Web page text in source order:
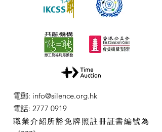
電郵: info@silence.org.hk
電話: 2777 0919
職業介紹所豁免牌照註冊証書編號為